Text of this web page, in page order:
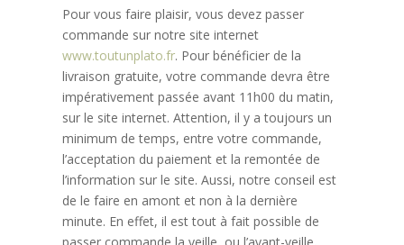
Pour vous faire plaisir, vous devez passer
commande sur notre site internet
www.toutunplato.fr. Pour bénéficier de la
livraison gratuite, votre commande devra être
impérativement passée avant 11h00 du matin,
sur le site internet. Attention, il y a toujours un
minimum de temps, entre votre commande,
l’acceptation du paiement et la remontée de
l’information sur le site. Aussi, notre conseil est
de le faire en amont et non à la dernière
minute. En effet, il est tout à fait possible de